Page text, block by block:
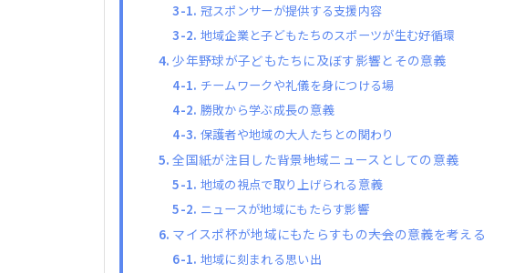
冠スポンサーが提供する支援内容
地域企業と子どもたちのスポーツが生む好循環
少年野球が子どもたちに及ぼす影響とその意義
チームワークや礼儀を身につける場
勝敗から学ぶ成長の意義
保護者や地域の大人たちとの関わり
全国紙が注目した背景――地域ニュースとしての意義
地域の視点で取り上げられる意義
ニュースが地域にもたらす影響
マイスポ杯が地域にもたらすもの――大会の意義を考える
地域に刻まれる思い出